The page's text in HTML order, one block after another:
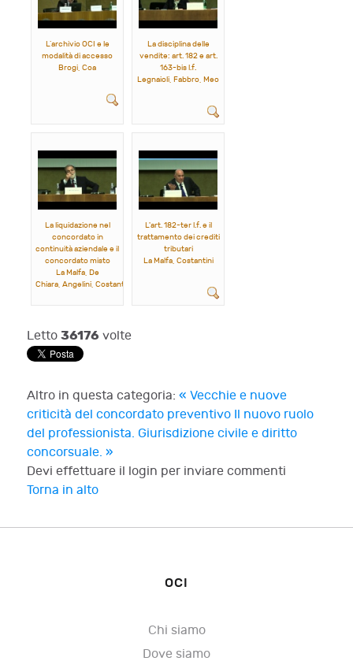
L’archivio OCI e le
modalità di accesso
Brogi, Coa
La disciplina delle
vendite: art. 182 e art.
163-bis l.f.
Legnaioli, Fabbro, Meo
La liquidazione nel
concordato in
continuità aziendale e il
concordato misto
La Malfa, De
Chiara, Angelini, Costantini
L'art. 182-ter l.f. e il
trattamento dei crediti
tributari
La Malfa, Costantini
Letto 36176 volte
Altro in questa categoria: « Vecchie e nuove
criticità del concordato preventivo Il nuovo ruolo
del professionista. Giurisdizione civile e diritto
concorsuale. »
Devi effettuare il login per inviare commenti
Torna in alto
OCI
Chi siamo
Dove siamo